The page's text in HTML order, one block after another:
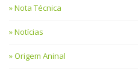
Nota Técnica
Notícias
Origem Aninal